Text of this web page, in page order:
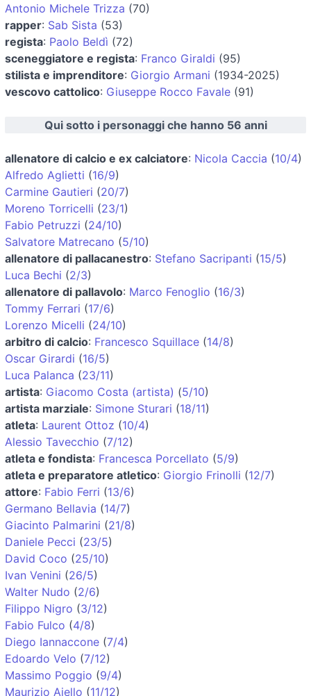
Antonio Michele Trizza (70)
rapper: Sab Sista (53)
regista: Paolo Beldì (72)
sceneggiatore e regista: Franco Giraldi (95)
stilista e imprenditore: Giorgio Armani (1934-2025)
vescovo cattolico: Giuseppe Rocco Favale (91)
Qui sotto i personaggi che hanno 56 anni
allenatore di calcio e ex calciatore: Nicola Caccia (10/4)
Alfredo Aglietti (16/9)
Carmine Gautieri (20/7)
Moreno Torricelli (23/1)
Fabio Petruzzi (24/10)
Salvatore Matrecano (5/10)
allenatore di pallacanestro: Stefano Sacripanti (15/5)
Luca Bechi (2/3)
allenatore di pallavolo: Marco Fenoglio (16/3)
Tommy Ferrari (17/6)
Lorenzo Micelli (24/10)
arbitro di calcio: Francesco Squillace (14/8)
Oscar Girardi (16/5)
Luca Palanca (23/11)
artista: Giacomo Costa (artista) (5/10)
artista marziale: Simone Sturari (18/11)
atleta: Laurent Ottoz (10/4)
Alessio Tavecchio (7/12)
atleta e fondista: Francesca Porcellato (5/9)
atleta e preparatore atletico: Giorgio Frinolli (12/7)
attore: Fabio Ferri (13/6)
Germano Bellavia (14/7)
Giacinto Palmarini (21/8)
Daniele Pecci (23/5)
David Coco (25/10)
Ivan Venini (26/5)
Walter Nudo (2/6)
Filippo Nigro (3/12)
Fabio Fulco (4/8)
Diego Iannaccone (7/4)
Edoardo Velo (7/12)
Massimo Poggio (9/4)
Maurizio Aiello (11/12)